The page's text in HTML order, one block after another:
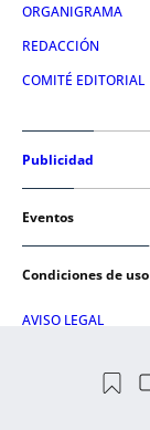
ORGANIGRAMA
REDACCIÓN
COMITÉ EDITORIAL
Publicidad
Eventos
Condiciones de uso
AVISO LEGAL
POLÍTICA DE